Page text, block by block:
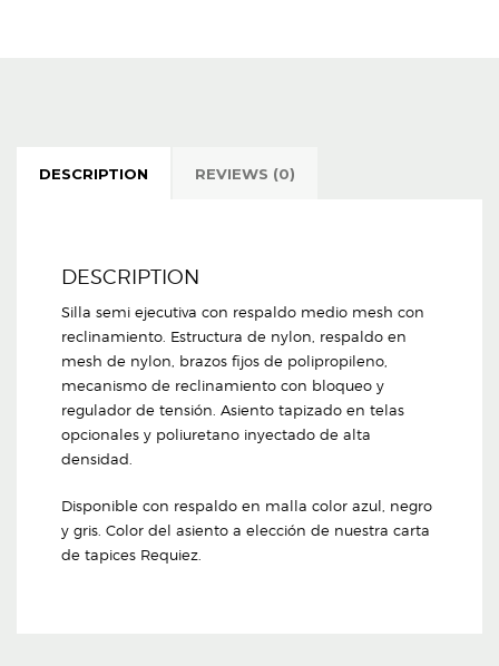
DESCRIPTION REVIEWS (0)
DESCRIPTION
Silla semi ejecutiva con respaldo medio mesh con
reclinamiento. Estructura de nylon, respaldo en
mesh de nylon, brazos fijos de polipropileno,
mecanismo de reclinamiento con bloqueo y
regulador de tensión. Asiento tapizado en telas
opcionales y poliuretano inyectado de alta
densidad.
Disponible con respaldo en malla color azul, negro
y gris. Color del asiento a elección de nuestra carta
de tapices Requiez.